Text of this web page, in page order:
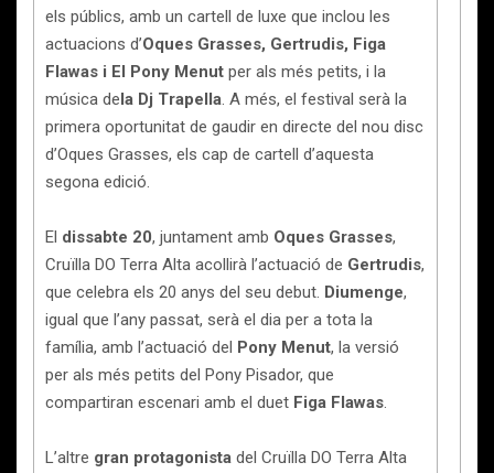
els públics, amb un cartell de luxe que inclou les
actuacions d’Oques Grasses, Gertrudis, Figa
Flawas i El Pony Menut per als més petits, i la
música dela Dj Trapella. A més, el festival serà la
primera oportunitat de gaudir en directe del nou disc
d’Oques Grasses, els cap de cartell d’aquesta
segona edició.
El dissabte 20, juntament amb Oques Grasses,
Cruïlla DO Terra Alta acollirà l’actuació de Gertrudis,
que celebra els 20 anys del seu debut. Diumenge,
igual que l’any passat, serà el dia per a tota la
família, amb l’actuació del Pony Menut, la versió
per als més petits del Pony Pisador, que
compartiran escenari amb el duet Figa Flawas.
L’altre gran protagonista del Cruïlla DO Terra Alta